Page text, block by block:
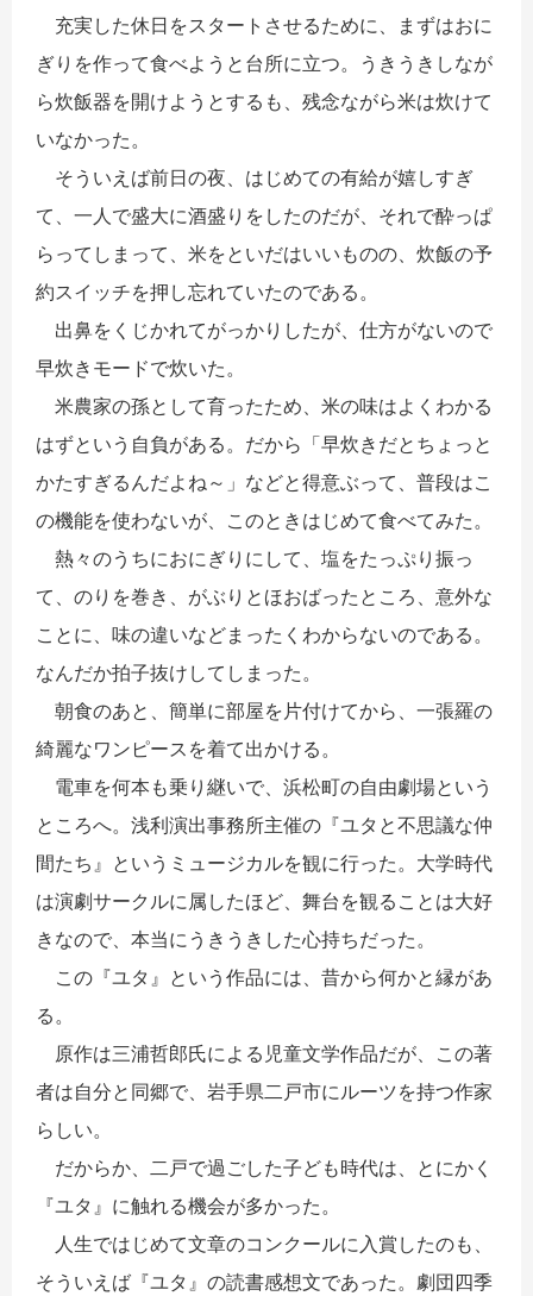
充実した休日をスタートさせるために、まずはおに
ぎりを作って食べようと台所に立つ。うきうきしなが
ら炊飯器を開けようとするも、残念ながら米は炊けて
いなかった。
そういえば前日の夜、はじめての有給が嬉しすぎ
て、一人で盛大に酒盛りをしたのだが、それで酔っぱ
らってしまって、米をといだはいいものの、炊飯の予
約スイッチを押し忘れていたのである。
出鼻をくじかれてがっかりしたが、仕方がないので
早炊きモードで炊いた。
米農家の孫として育ったため、米の味はよくわかる
はずという自負がある。だから「早炊きだとちょっと
かたすぎるんだよね～」などと得意ぶって、普段はこ
の機能を使わないが、このときはじめて食べてみた。
熱々のうちにおにぎりにして、塩をたっぷり振っ
て、のりを巻き、がぶりとほおばったところ、意外な
ことに、味の違いなどまったくわからないのである。
なんだか拍子抜けしてしまった。
朝食のあと、簡単に部屋を片付けてから、一張羅の
綺麗なワンピースを着て出かける。
電車を何本も乗り継いで、浜松町の自由劇場という
ところへ。浅利演出事務所主催の『ユタと不思議な仲
間たち』というミュージカルを観に行った。大学時代
は演劇サークルに属したほど、舞台を観ることは大好
きなので、本当にうきうきした心持ちだった。
この『ユタ』という作品には、昔から何かと縁があ
る。
原作は三浦哲郎氏による児童文学作品だが、この著
者は自分と同郷で、岩手県二戸市にルーツを持つ作家
らしい。
だからか、二戸で過ごした子ども時代は、とにかく
『ユタ』に触れる機会が多かった。
人生ではじめて文章のコンクールに入賞したのも、
そういえば『ユタ』の読書感想文であった。劇団四季